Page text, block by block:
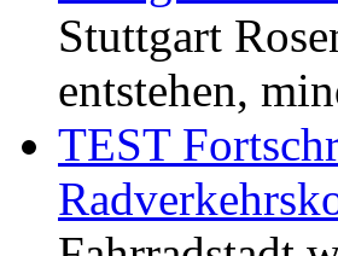
Stuttgart
entstehen,
TEST